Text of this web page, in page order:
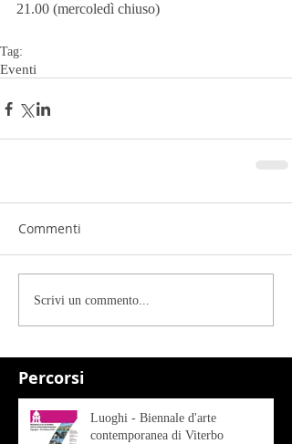
Percorsi
21.00 (mercoledì chiuso)
Tag:
Eventi
Commenti
Scrivi un commento...
Luoghi - Biennale d'arte
contemporanea di Viterbo